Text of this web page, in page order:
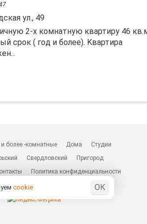
ул., 49
2-х комнaтную квартиру 46
сpок ( гoд и болеe). Kвaртиpa
и более -комнатные Дома
Студии
Свердловский
Пригород
Политика конфиденциальности
cookie ОК